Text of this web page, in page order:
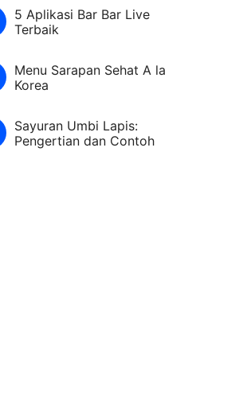
5 Aplikasi Bar Bar Live
Terbaik
Menu Sarapan Sehat A la
Korea
Sayuran Umbi Lapis:
Pengertian dan Contoh